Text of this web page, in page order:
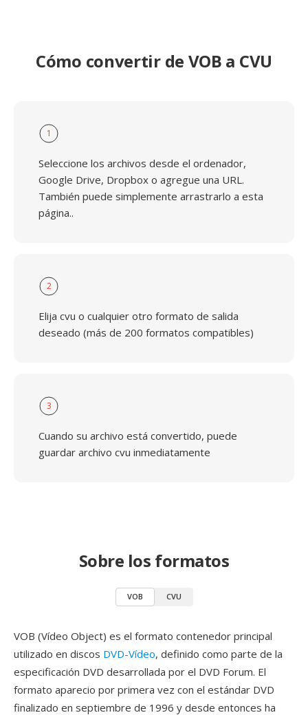
Cómo convertir de VOB a CVU
1
Seleccione los archivos desde el ordenador,
Google Drive, Dropbox o agregue una URL.
También puede simplemente arrastrarlo a esta
página..
2
Elija cvu o cualquier otro formato de salida
deseado (más de 200 formatos compatibles)
3
Cuando su archivo está convertido, puede
guardar archivo cvu inmediatamente
Sobre los formatos
VOB CVU
VOB (Vídeo Object) es el formato contenedor principal
utilizado en discos DVD-Vídeo, definido como parte de la
especificación DVD desarrollada por el DVD Forum. El
formato aparecio por primera vez con el estándar DVD
finalizado en septiembre de 1996 y desde entonces ha